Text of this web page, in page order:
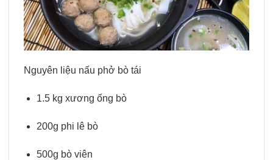
Nguyên liệu nấu phở bò tái
1.5 kg xương ống bò
200g phi lê bò
500g bò viên